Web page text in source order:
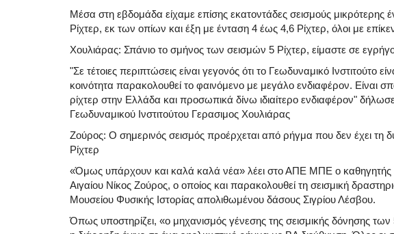
Μέσα στη εβδομάδα είχαμε επίσης εκατοντάδες σεισμούς μικρότερης
Ρίχτερ, εκ των οπίων και έξη με ένταση 4 έως 4,6 Ρίχτερ, όλοι με
Χουλιάρας: Σπάνιο το σμήνος των σεισμών 5 Ρίχτερ, είμαστε σε
"Σε τέτοιες περιπτώσεις είναι γεγονός ότι το Γεωδυναμικό Ινστιτούτο
κοινότητα παρακολουθεί το φαινόμενο με μεγάλο ενδιαφέρον. Είναι
ρίχτερ στην Ελλάδα και προσωπικά δίνω ιδιαίτερο ενδιαφέρον"
Γεωδυναμικού Ινστιτούτου Γερασιμος Χουλιάρας
Ζούρος: Ο σημερινός σεισμός προέρχεται από ρήγμα που δεν έχει τη
Ρίχτερ
«Όμως υπάρχουν και καλά καλά νέα» λέει στο ΑΠΕ ΜΠΕ ο καθηγητής
Αιγαίου Νίκος Ζούρος, ο οποίος και παρακολουθεί τη σεισμική
Μουσείου Φυσικής Ιστορίας απολιθωμένου δάσους Σιγρίου Λέσβου.
Όπως υποστηρίζει, «ο μηχανισμός γένεσης της σεισμικής δόνησης των